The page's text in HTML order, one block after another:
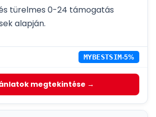
türelmes 0-24 támogatás
alapján.
MYBESTSIM-5%
megtekintése →